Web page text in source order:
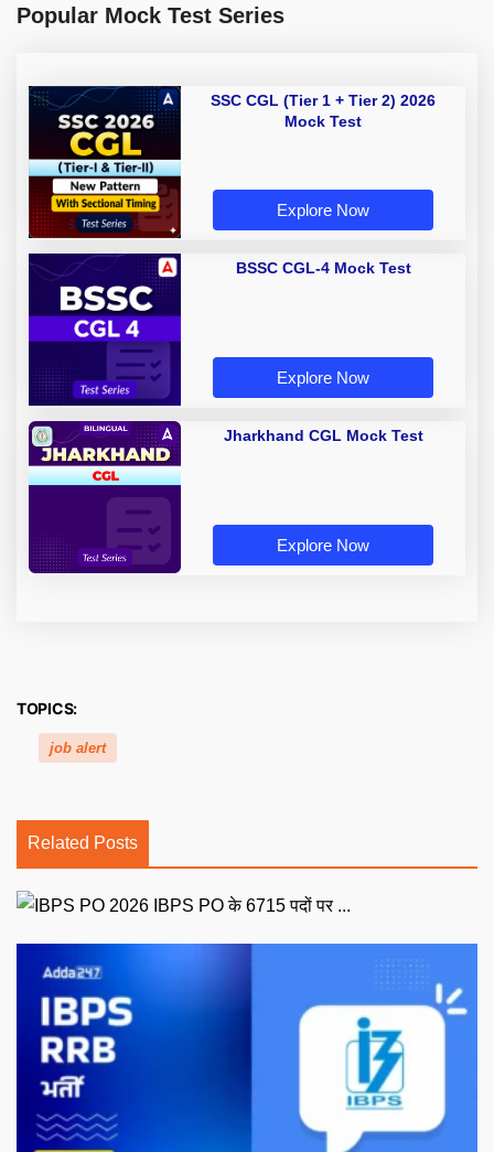
Popular Mock Test Series
SSC CGL (Tier 1 + Tier 2) 2026
Mock Test
Explore Now
BSSC CGL-4 Mock Test
Explore Now
Jharkhand CGL Mock Test
Explore Now
TOPICS:
job alert
Related Posts
IBPS PO के 6715 पदों पर ...